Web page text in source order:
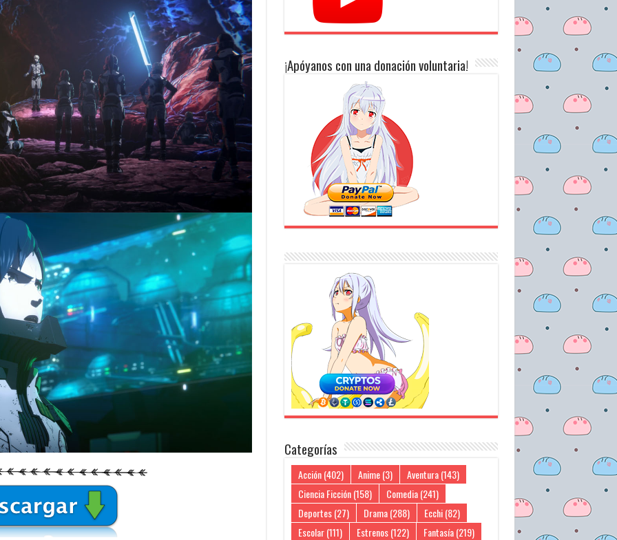
¡Apóyanos con una donación voluntaria!
Categorías
Acción(402) Anime(3) Aventura(143)
Ciencia Ficción(158) Comedia(241)
Deportes(27) Drama(288) Ecchi(82)
Escolar(111) Estrenos(122) Fantasía(219)